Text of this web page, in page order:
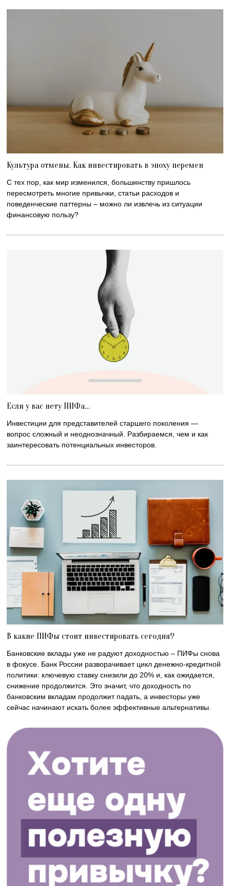
Культура отмены. Как инвестировать в эпоху перемен
С тех пор, как мир изменился, большинству пришлось
пересмотреть многие привычки, статьи расходов и
поведенческие паттерны – можно ли извлечь из ситуации
финансовую пользу?
Если у вас нету ПИФа…
Инвестиции для представителей старшего поколения —
вопрос сложный и неоднозначный. Разбираемся, чем и как
заинтересовать потенциальных инвесторов.
В какие ПИФы стоит инвестировать сегодня?
Банковские вклады уже не радуют доходностью – ПИФы снова
в фокусе. Банк России разворачивает цикл денежно-кредитной
политики: ключевую ставку снизили до 20% и, как ожидается,
снижение продолжится. Это значит, что доходность по
банковским вкладам продолжит падать, а инвесторы уже
сейчас начинают искать более эффективные альтернативы.